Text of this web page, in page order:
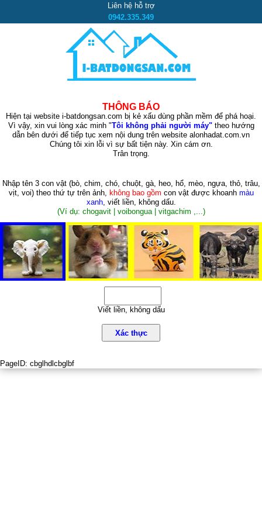
Liên hệ hỗ trợ
0942.335.349
THÔNG BÁO
Hiện tại website i-batdongsan.com bị kẻ xấu dùng phần mềm để phá hoại.
Vì vậy, xin vui lòng xác minh "Tôi không phải người máy"theo hướng
dẫn bên dưới để tiếp tục xem nội dung trên website alonhadat.com.vn
Chúng tôi xin lỗi vì sự bất tiện này. Xin cám ơn.
Trân trọng.
Nhập tên 3 con vật (bò, chim, chó, chuột, gà, heo, hổ, mèo, ngựa, thỏ, trâu,
vịt, voi)theo thứ tự trên ảnh, không bao gồm con vật được khoanh màu
xanh, viết liền, không dấu.
(Ví dụ: chogavit | voibongua | vitgachim ,...)
Viết liền, không dấu
Xác thực
PageID: cbglhdlcbglbf